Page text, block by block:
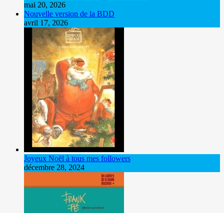
mai 20, 2026
Nouvelle version de la BDD
avril 17, 2026
Joyeux Noël à tous mes followers
décembre 28, 2024